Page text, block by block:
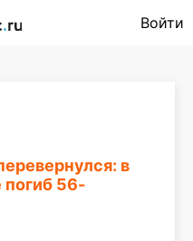
Войти
в
погиб 56-